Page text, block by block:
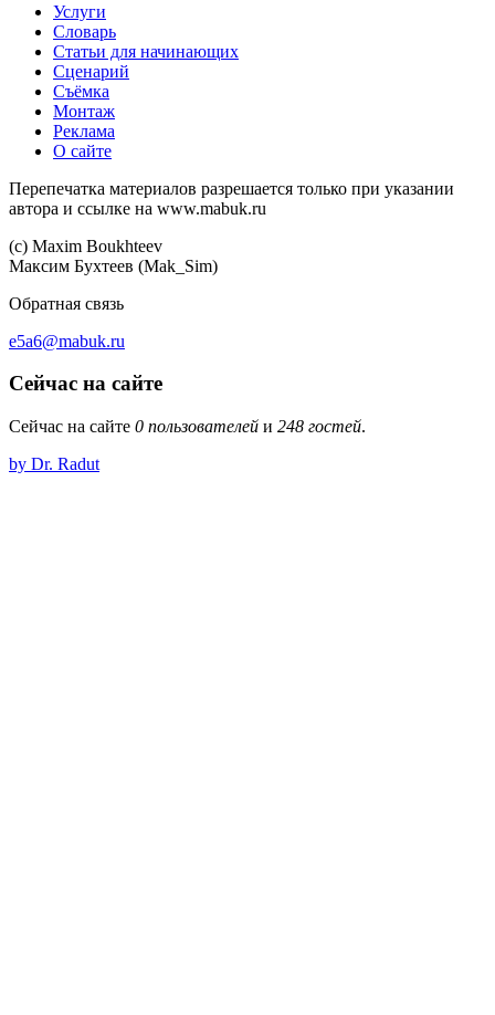
Услуги
Словарь
Статьи для начинающих
Сценарий
Съёмка
Монтаж
Реклама
О сайте
Перепечатка материалов разрешается только при указании
автора и ссылке на www.mabuk.ru
(c) Maхim Boukhteev
Максим Бухтеев (Mak_Sim)
Обратная связь
e5a6@mabuk.ru
Сейчас на сайте
Сейчас на сайте 0 пользователей и 248 гостей.
by Dr. Radut